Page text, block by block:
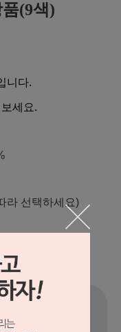
(9색)
니다.
세요.
라 선택하세요)